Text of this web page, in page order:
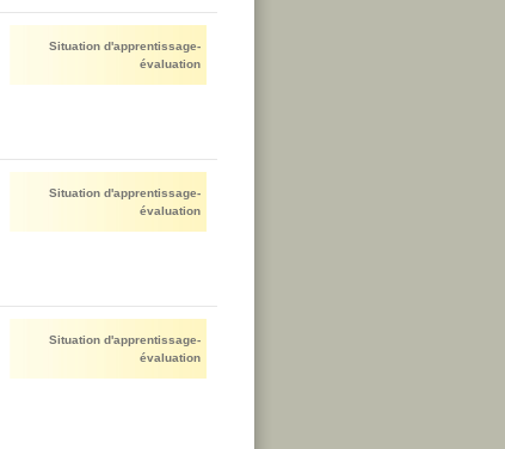
Situation d'apprentissage-
évaluation
Situation d'apprentissage-
évaluation
Situation d'apprentissage-
évaluation